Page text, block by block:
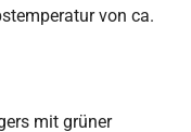
von ca.